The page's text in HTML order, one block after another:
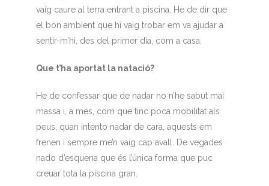
vaig caure al terra entrant a piscina. He de dir que
el bon ambient que hi vaig trobar em va ajudar a
sentir-m’hi, des del primer dia, com a casa.
Que t’ha aportat la natació?
He de confessar que de nadar no n’he sabut mai
massa i, a més, com que tinc poca mobilitat als
peus, quan intento nadar de cara, aquests em
frenen i sempre me’n vaig cap avall. De vegades
nado d’esquena que és l’única forma que puc
creuar tota la piscina gran.